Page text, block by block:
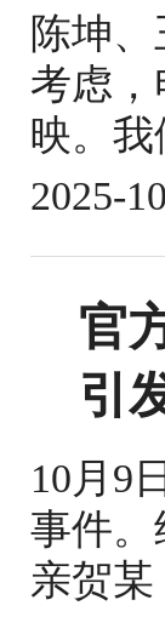
陈坤
考虑，
映。
2025-
官
引
10月9
事件。
亲贺